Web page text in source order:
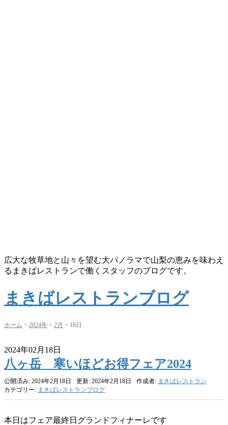
広大な牧草地と山々を望む大パノラマで山梨の恵みを味わえ
るまきばレストランで働くスタッフのブログです。
まきばレストランブログ
ホーム > 2024年 > 2月 > 18日
2024年02月18日
八ヶ岳 寒いほどお得フェア2024
公開済み: 2024年2月18日 更新: 2024年2月18日 作成者: まきばレストラン
カテゴリー: まきばレストランブログ
本日はフェア最終日グランドフィナーレです